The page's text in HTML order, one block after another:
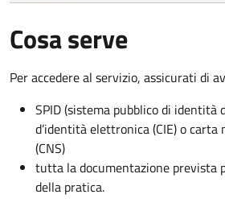
Cosa serve
Per accedere al servizio, assicurati di
SPID (sistema pubblico di identità
d’identità elettronica (CIE) o carta
(CNS)
tutta la documentazione prevista
della pratica.